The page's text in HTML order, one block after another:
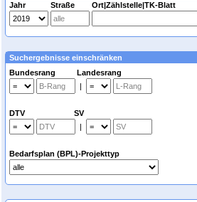
Jahr
Straße Ort|Zählstelle|TK-Blatt
Suchergebnisse einschränken
Bundesrang Landesrang
|
DTV SV
|
Bedarfsplan (BPL)-Projekttyp